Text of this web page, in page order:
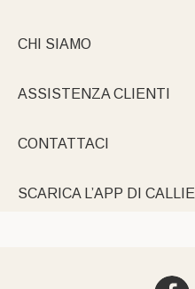
CHI SIAMO
ASSISTENZA CLIENTI
CONTATTACI
SCARICA L’APP DI CALLIE